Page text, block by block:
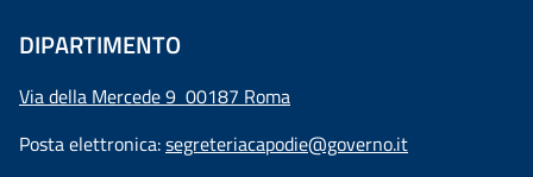
DIPARTIMENTO
Via della Mercede 9 00187 Roma
Posta elettronica:segreteriacapodie@governo.it